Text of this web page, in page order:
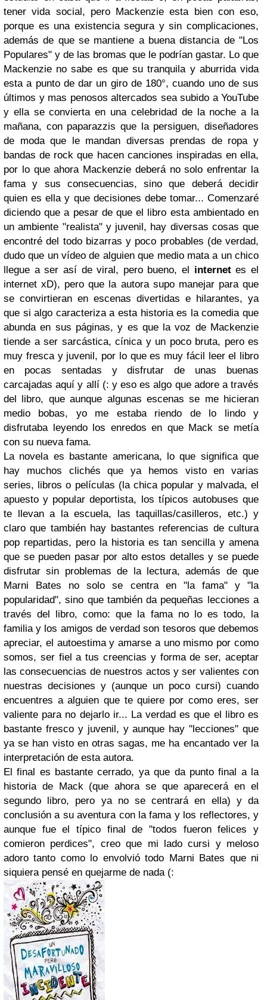
tener vida social, pero Mackenzie esta bien con eso,
porque es una existencia segura y sin complicaciones,
además de que se mantiene a buena distancia de "Los
Populares" y de las bromas que le podrían gastar. Lo que
Mackenzie no sabe es que su tranquila y aburrida vida
esta a punto de dar un giro de 180°, cuando uno de sus
últimos y mas penosos altercados sea subido a YouTube
y ella se convierta en una celebridad de la noche a la
mañana, con paparazzis que la persiguen, diseñadores
de moda que le mandan diversas prendas de ropa y
bandas de rock que hacen canciones inspiradas en ella,
por lo que ahora Mackenzie deberá no solo enfrentar la
fama y sus consecuencias, sino que deberá decidir
quien es ella y que decisiones debe tomar... Comenzaré
diciendo que a pesar de que el libro esta ambientado en
un ambiente "realista" y juvenil, hay diversas cosas que
encontré del todo bizarras y poco probables (de verdad,
dudo que un vídeo de alguien que medio mata a un chico
llegue a ser así de viral, pero bueno, el internetes el
internet xD), pero que la autora supo manejar para que
se convirtieran en escenas divertidas e hilarantes, ya
que si algo caracteriza a esta historia es la comedia que
abunda en sus páginas, y es que la voz de Mackenzie
tiende a ser sarcástica, cínica y un poco bruta, pero es
muy fresca y juvenil, por lo que es muy fácil leer el libro
en pocas sentadas y disfrutar de unas buenas
carcajadas aquí y allí (: y eso es algo que adore a través
del libro, que aunque algunas escenas se me hicieran
medio bobas, yo me estaba riendo de lo lindo y
disfrutaba leyendo los enredos en que Mack se metía
con su nueva fama.
La novela es bastante americana, lo que significa que
hay muchos clichés que ya hemos visto en varias
series, libros o películas (la chica popular y malvada, el
apuesto y popular deportista, los típicos autobuses que
te llevan a la escuela, las taquillas/casilleros, etc.) y
claro que también hay bastantes referencias de cultura
pop repartidas, pero la historia es tan sencilla y amena
que se pueden pasar por alto estos detalles y se puede
disfrutar sin problemas de la lectura, además de que
Marni Bates no solo se centra en "la fama" y "la
popularidad", sino que también da pequeñas lecciones a
través del libro, como: que la fama no lo es todo, la
familia y los amigos de verdad son tesoros que debemos
apreciar, el autoestima y amarse a uno mismo por como
somos, ser fiel a tus creencias y forma de ser, aceptar
las consecuencias de nuestros actos y ser valientes con
nuestras decisiones y (aunque un poco cursi) cuando
encuentres a alguien que te quiere por como eres, ser
valiente para no dejarlo ir... La verdad es que el libro es
bastante fresco y juvenil, y aunque hay "lecciones" que
ya se han visto en otras sagas, me ha encantado ver la
interpretación de esta autora.
El final es bastante cerrado, ya que da punto final a la
historia de Mack (que ahora se que aparecerá en el
segundo libro, pero ya no se centrará en ella) y da
conclusión a su aventura con la fama y los reflectores, y
aunque fue el típico final de "todos fueron felices y
comieron perdices", creo que mi lado cursi y meloso
adoro tanto como lo envolvió todo Marni Bates que ni
siquiera pensé en quejarme de nada (: